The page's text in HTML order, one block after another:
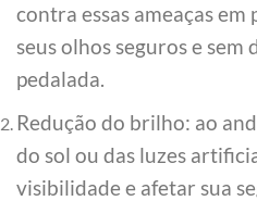
contra essas ameaças
seus olhos seguros e
pedalada.
Redução do brilho: ao
do sol ou das luzes
visibilidade e afetar sua